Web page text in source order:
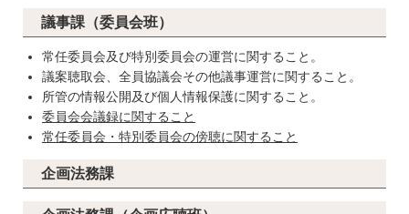
議事課（委員会班）
常任委員会及び特別委員会の運営に関すること。
議案聴取会、全員協議会その他議事運営に関すること。
所管の情報公開及び個人情報保護に関すること。
委員会会議録に関すること
常任委員会・特別委員会の傍聴に関すること
企画法務課